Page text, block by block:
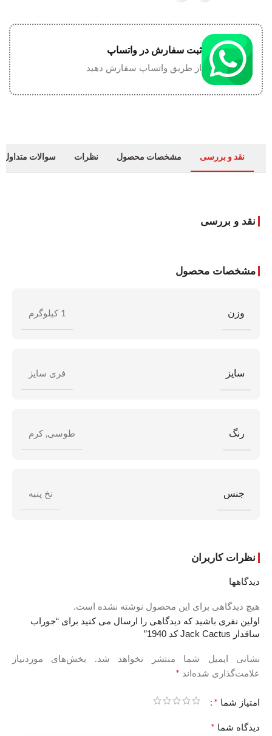
ثبت سفارش در واتساپ
از طریق واتساپ سفارش دهید
نقد و بررسی مشخصات محصول نظرات سوالات متداول
نقد و بررسی
مشخصات محصول
وزن 1 کیلوگرم
سایز فری سایز
رنگ طوسی, کرم
جنس نخ پنبه
نظرات کاربران
دیدگاهها
هیچ دیدگاهی برای این محصول نوشته نشده است.
اولین نفری باشید که دیدگاهی را ارسال می کنید برای “جوراب
ساقدار Jack Cactus کد 1940”
نشانی ایمیل شما منتشر نخواهد شد.
بخش‌های موردنیاز
علامت‌گذاری شده‌اند *
امتیاز شما *
دیدگاه شما *